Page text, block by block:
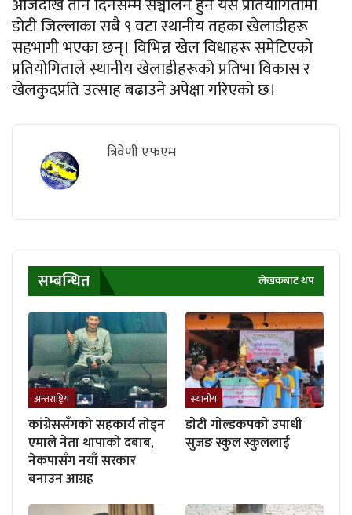
डोटी जिल्लाका सबै ९ वटा स्थानीय तहका खेलाडीहरू
सहभागी भएका छन्। विभिन्न खेल विधाहरू समेटिएको
प्रतियोगिताले स्थानीय खेलाडीहरूको प्रतिभा विकास र
खेलकुदप्रति उत्साह बढाउने अपेक्षा गरिएको छ।
त्रिवेणी एफएम
सम्बन्धित लेखकबाट थप
अन्तराष्ट्रिय
कांग्रेससँगको सहकार्य तोड्न
एमाले नेता थापाको दबाब,
नेकपासँग नयाँ सरकार
बनाउन आग्रह
स्थानीय
डाेटी गाेल्डकपकाे उपाधी
सुजङ स्कुल स्कुललाई